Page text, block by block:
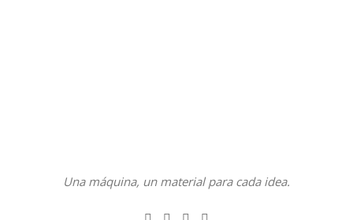
Una máquina, un material para cada idea.